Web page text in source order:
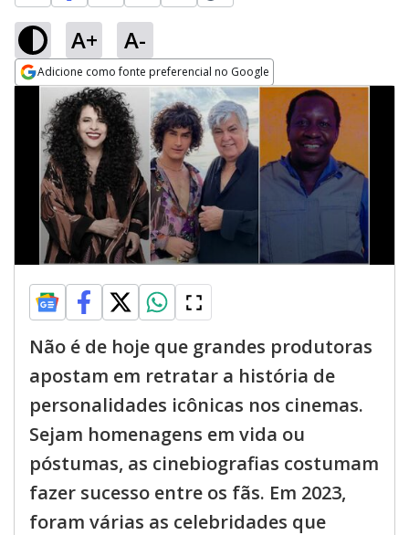
A+ A-
Adicione como fonte preferencial no Google
Opens in new window
Não é de hoje que grandes produtoras
apostam em retratar a história de
personalidades icônicas nos cinemas.
Sejam homenagens em vida ou
póstumas, as cinebiografias costumam
fazer sucesso entre os fãs. Em 2023,
foram várias as celebridades que